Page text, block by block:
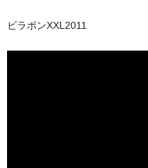
ビラボンXXL2011